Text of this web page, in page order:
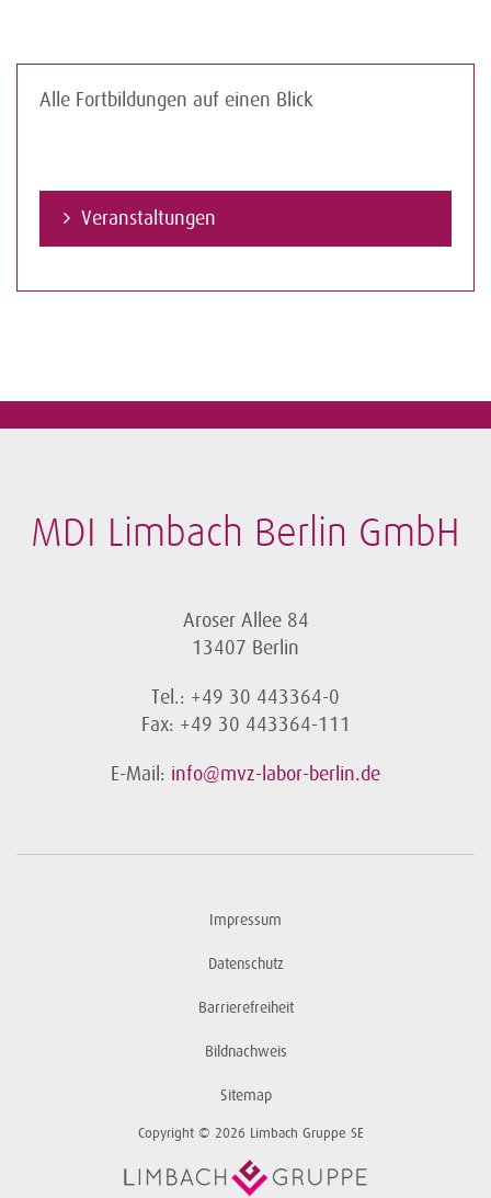
Alle Fortbildungen auf einen Blick
Veranstaltungen
MDI Limbach Berlin GmbH
Aroser Allee 84
13407 Berlin
Tel.: +49 30 443364-0
Fax: +49 30 443364-111
E-Mail: info@mvz-labor-berlin.de
Impressum
Datenschutz
Barrierefreiheit
Bildnachweis
Sitemap
Copyright © 2026 Limbach Gruppe SE